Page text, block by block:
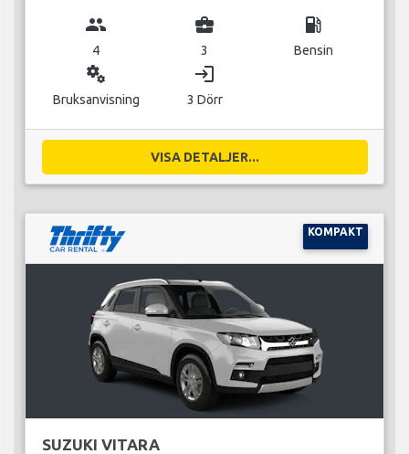
group
4
business_center
3
local_gas_station
Bensin
miscellaneous_services
Bruksanvisning
login
3 Dörr
VISA DETALJER...
KOMPAKT
SUZUKI VITARA